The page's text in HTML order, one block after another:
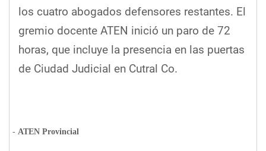
los cuatro abogados defensores restantes. El
gremio docente ATEN inició un paro de 72
horas, que incluye la presencia en las puertas
de Ciudad Judicial en Cutral Co.
ATEN Provincial